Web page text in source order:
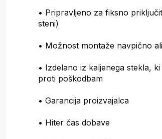
• Pripravljeno za fiksno
steni)
• Možnost montaže navpično
• Izdelano iz kaljenega stekla,
proti poškodbam
• Garancija proizvajalca
• Hiter čas dobave